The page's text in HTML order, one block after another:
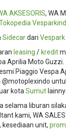
AKSESORIS, WA
Sidecardari Vespark
leasing / kredit
Aprilia Moto Guzzi.
Piaggio Vespa
@motoplexindo
kotaSumut
selama liburan
kami, WA
kesediaan unit,